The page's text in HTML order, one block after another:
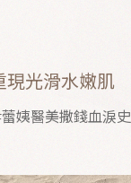
現光滑水嫩肌
姨醫美撒錢血淚史